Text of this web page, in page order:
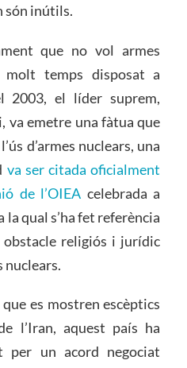
són inútils.
que no vol armes
temps disposat a
2003, el líder suprem,
, va emetre una fàtua que
d’armes nuclears, una
va ser citada oficialment
de l’OIEA celebrada a
la qual s’ha fet referència
religiós i jurídic
nuclears.
es mostren escèptics
l’Iran, aquest país ha
per un acord negociat